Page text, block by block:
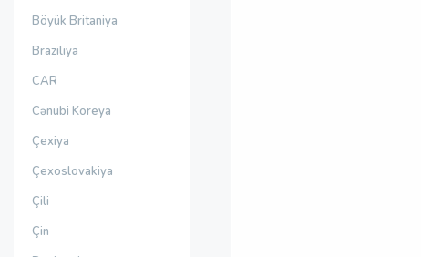
Böyük Britaniya
Braziliya
CAR
Cənubi Koreya
Çexiya
Çexoslovakiya
Çili
Çin